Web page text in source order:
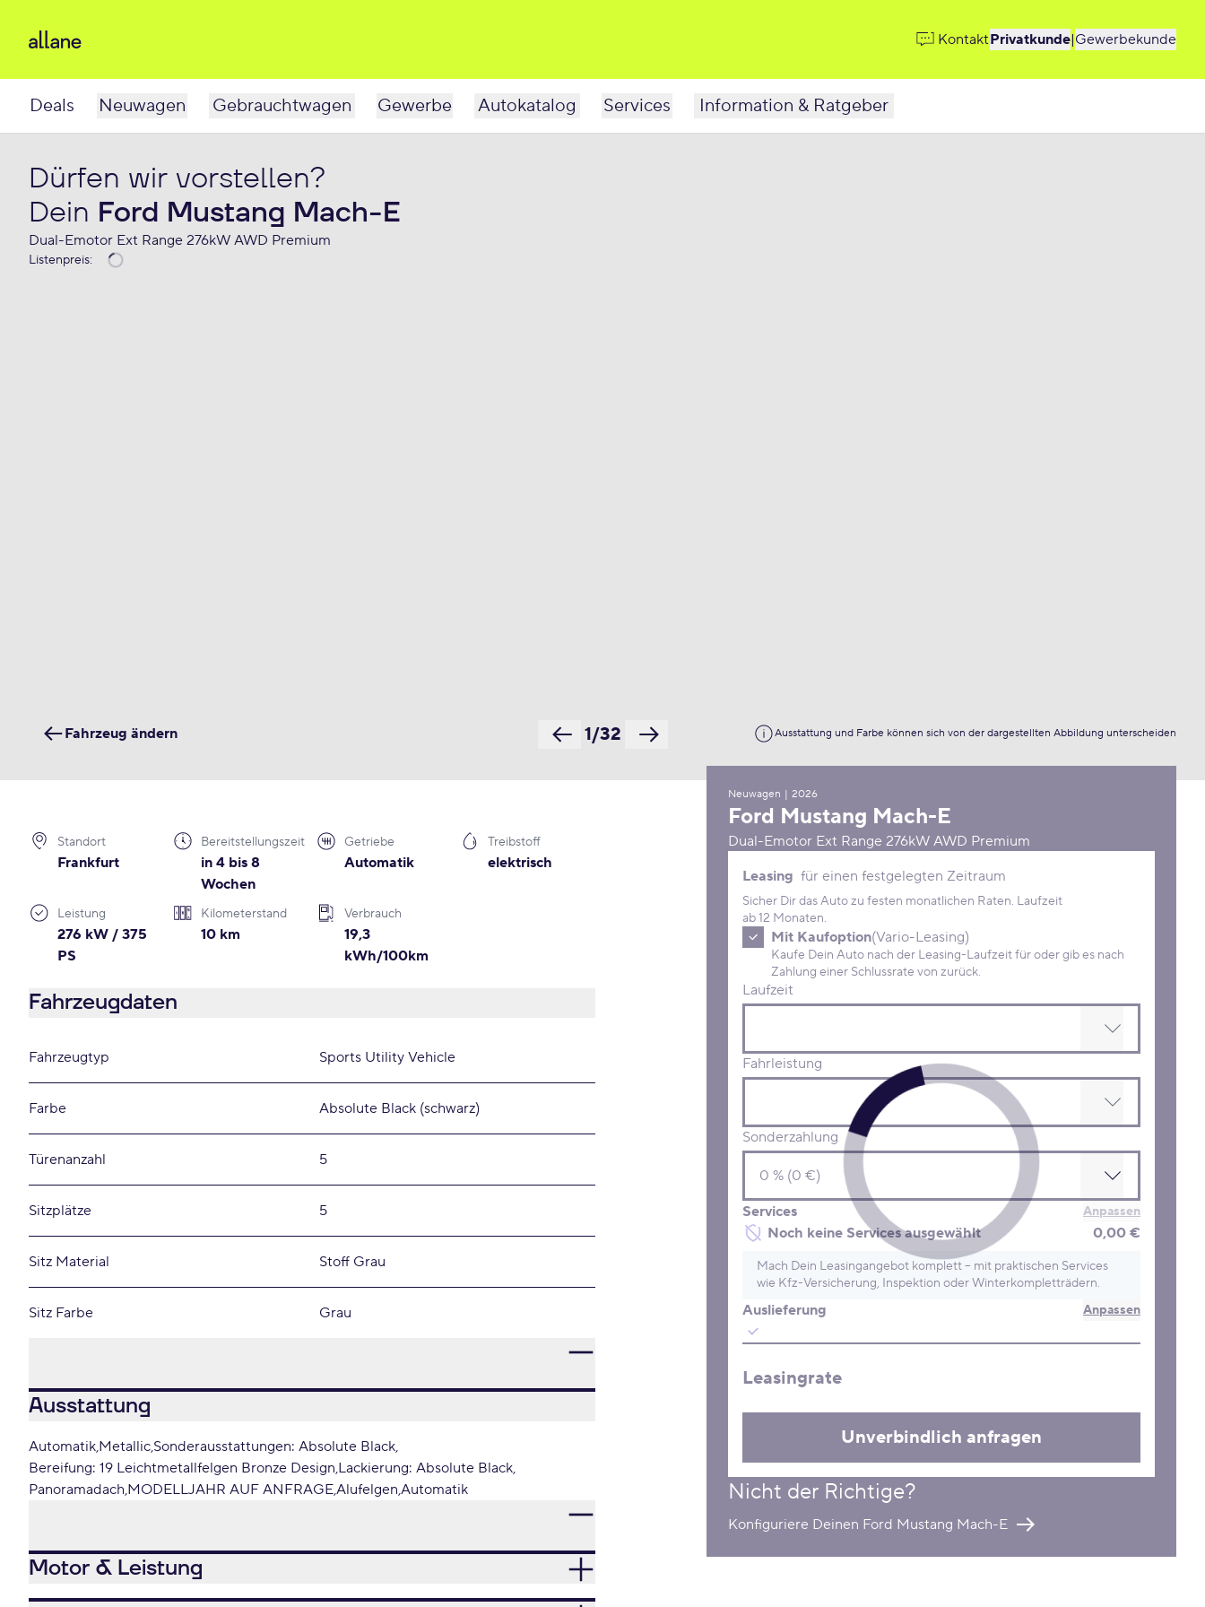
KontaktPrivatkunde|Gewerbekunde
Deals Neuwagen Gebrauchtwagen Gewerbe Autokatalog Services Information & Ratgeber
Dürfen wir vorstellen?
Dein Ford Mustang Mach-E
Dual-Emotor Ext Range 276kW AWD Premium
Listenpreis:
Ausstattung und Farbe können sich von der dargestellten Abbildung unterscheiden
1/32
Fahrzeug ändern
Neuwagen | 2026
Ford Mustang Mach-E
Dual-Emotor Ext Range 276kW AWD Premium
Leasing Konditionen
Leasing für einen festgelegten Zeitraum
Sicher Dir das Auto zu festen monatlichen Raten. Laufzeit
ab 12 Monaten.
Mit Kaufoption(Vario-Leasing)
Kaufe Dein Auto nach der Leasing-Laufzeit für oder gib es nach
Zahlung einer Schlussrate von zurück.
Laufzeit
Fahrleistung
Sonderzahlung
Services Anpassen
Noch keine Services ausgewählt 0,00 €
Mach Dein Leasingangebot komplett – mit praktischen Services
wie Kfz-Versicherung, Inspektion oder Winterkompletträdern.
Auslieferung Anpassen
Leasingrate
Unverbindlich anfragen
Nicht der Richtige?
Konfiguriere Deinen Ford Mustang Mach-E
Standort
Frankfurt
Bereitstellungszeit
in 4 bis 8
Wochen
Getriebe
Automatik
Treibstoff
elektrisch
Leistung
276 kW / 375
PS
Kilometerstand
10 km
Verbrauch
19,3
kWh/100km
Fahrzeugdaten
Fahrzeugtyp Sports Utility Vehicle
Farbe Absolute Black (schwarz)
Türenanzahl 5
Sitzplätze 5
Sitz Material Stoff Grau
Sitz Farbe Grau
Ausstattung
Automatik Metallic Sonderausstattungen: Absolute Black
Bereifung: 19 Leichtmetallfelgen Bronze Design Lackierung: Absolute Black
Panoramadach MODELLJAHR AUF ANFRAGEAlufelgen Automatik
Motor & Leistung